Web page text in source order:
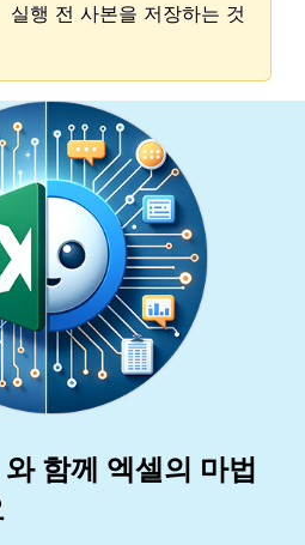
실행 전 사본을 저장하는 것
함께 엑셀의 마법